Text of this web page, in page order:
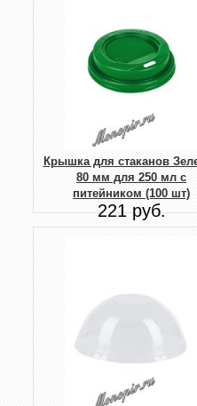
Крышка для стаканов
80 мм для 250 мл с
питейником (100 шт)
221 руб.